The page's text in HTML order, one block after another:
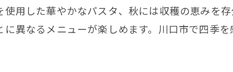
用した華やかなパスタ、秋には収穫の恵みを
異なるメニューが楽しめます。川口市で四季